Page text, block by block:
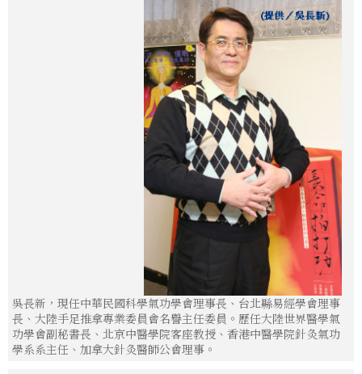
吳長新，現任中華民國科學氣功學會理事長、台北縣易經學會理事
長、大陸手足推拿專業委員會名譽主任委員。歷任大陸世界醫學氣
功學會副秘書長、北京中醫學院客座教授、香港中醫學院針灸氣功
學系系主任、加拿大針灸醫師公會理事。